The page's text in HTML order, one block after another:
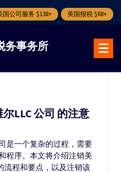
国公司服务 $138+ 美国报税 $68+
务事务所
LLC 公司 的注意
是一个复杂的过程，需要
程序。本文将介绍注销美
流程和要点，以及注销该